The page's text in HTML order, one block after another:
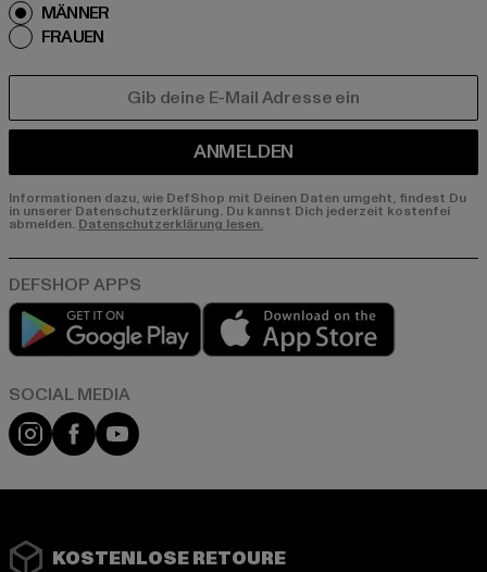
MÄNNER
FRAUEN
ANMELDEN
Informationen dazu, wie DefShop mit Deinen Daten umgeht, findest Du
in unserer Datenschutzerklärung. Du kannst Dich jederzeit kostenfei
abmelden. Datenschutzerklärung lesen.
Play market
Instagram
FacebookYouTube
KOSTENLOSE RETOURE